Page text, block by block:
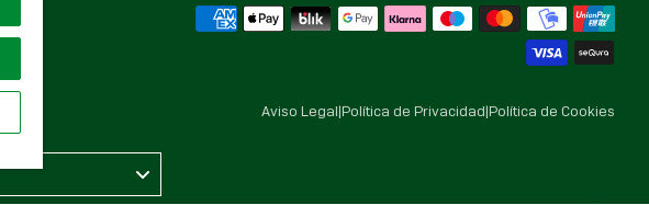
Aviso Legal|Política de Privacidad|Política de Cookies